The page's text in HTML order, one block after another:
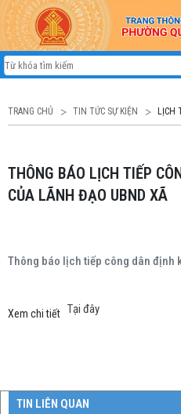
TRANG CHỦ TIN TỨC SỰ KIỆN LỊCH
THÔNG BÁO LỊCH TIẾP CÔNG DÂN ĐỊNH KỲ THÁNG 7
CỦA LÃNH ĐẠO UBND XÃ
Thông báo lịch tiếp công dân định
Xem chi tiết Tại đây
TIN LIÊN QUAN